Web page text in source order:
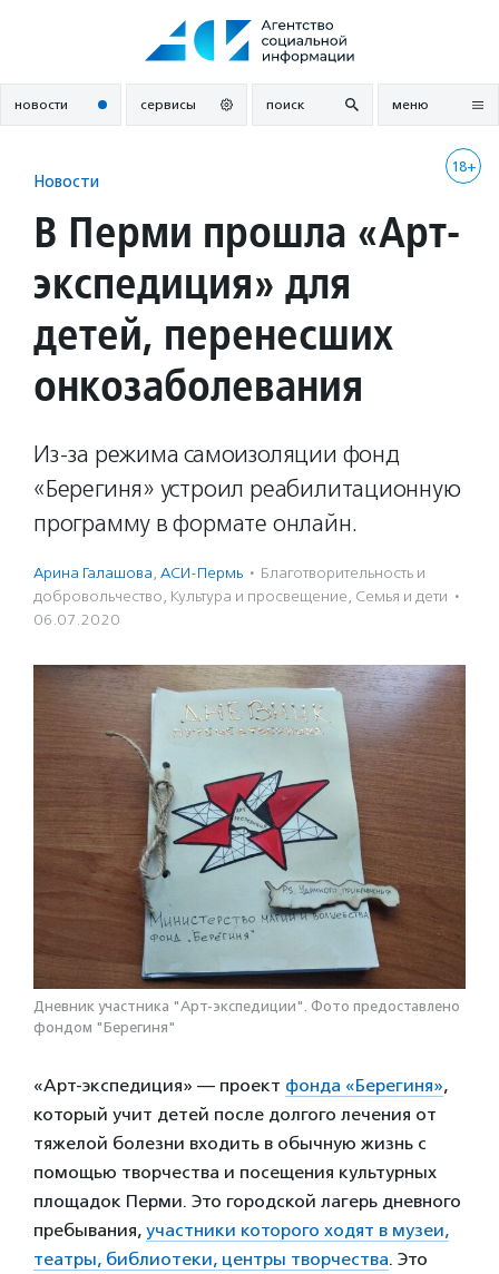
новости сервисы поиск меню
18+
Новости
В Перми прошла «Арт-
экспедиция» для
детей, перенесших
онкозаболевания
Из-за режима самоизоляции фонд
«Берегиня» устроил реабилитационную
программу в формате онлайн.
Арина Галашова, АСИ-Пермь · Благотвори­тель­ность и
доброволь­чест­во, Культура и просвещение, Семья и дети ·
06.07.2020
Дневник участника "Арт-экспедиции". Фото предоставлено
фондом "Берегиня"
«Арт-экспедиция» — проект фонда «Берегиня»,
который учит детей после долгого лечения от
тяжелой болезни входить в обычную жизнь с
помощью творчества и посещения культурных
площадок Перми. Это городской лагерь дневного
пребывания, участники которого ходят в музеи,
театры, библиотеки, центры творчества. Это